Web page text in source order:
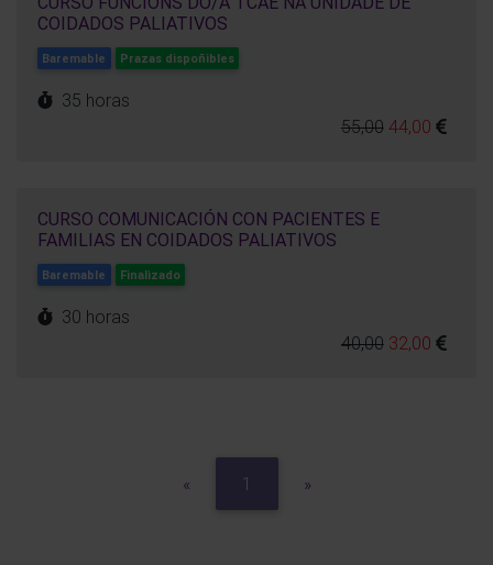
COIDADOS PALIATIVOS
Baremable Prazas dispoñibles
35 horas
55,00 44,00
CURSO COMUNICACIÓN CON PACIENTES E
FAMILIAS EN COIDADOS PALIATIVOS
Baremable Finalizado
30 horas
40,00 32,00
«Previous1 »Next